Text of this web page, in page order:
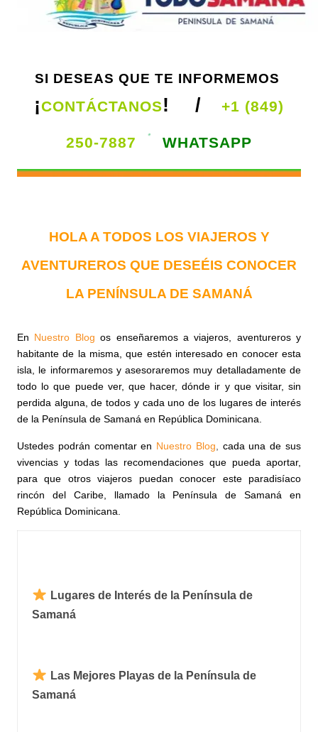
SI DESEAS QUE TE INFORMEMOS
¡CONTÁCTANOS! / +1 (849)
250-7887 WHATSAPP
HOLA A TODOS LOS VIAJEROS Y
AVENTUREROS QUE DESEÉIS CONOCER
LA PENÍNSULA DE SAMANÁ
En Nuestro Blog os enseñaremos a viajeros, aventureros y
habitante de la misma, que estén interesado en conocer esta
isla, le informaremos y asesoraremos muy detalladamente de
todo lo que puede ver, que hacer, dónde ir y que visitar, sin
perdida alguna, de todos y cada uno de los lugares de interés
de la Península de Samaná en República Dominicana.
Ustedes podrán comentar en Nuestro Blog, cada una de sus
vivencias y todas las recomendaciones que pueda aportar,
para que otros viajeros puedan conocer este paradisíaco
rincón del Caribe, llamado la Península de Samaná en
República Dominicana.
Lugares de Interés de la Península de
Samaná
Las Mejores Playas de la Península de
Samaná